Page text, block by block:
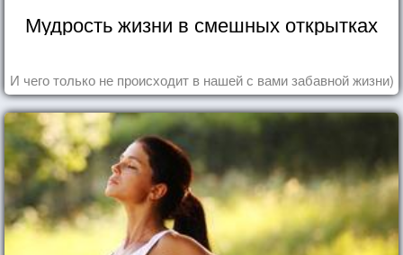
Мудрость жизни в смешных открытках
И чего только не происходит в нашей с вами забавной жизни)